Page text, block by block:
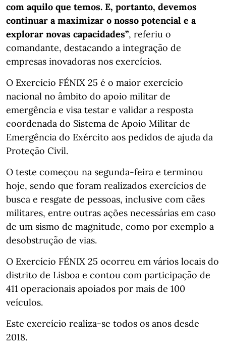
com aquilo que temos. E, portanto, devemos
continuar a maximizar o nosso potencial e a
explorar novas capacidades”, referiu o
comandante, destacando a integração de
empresas inovadoras nos exercícios.
O Exercício FÉNIX 25 é o maior exercício
nacional no âmbito do apoio militar de
emergência e visa testar e validar a resposta
coordenada do Sistema de Apoio Militar de
Emergência do Exército aos pedidos de ajuda da
Proteção Civil.
O teste começou na segunda-feira e terminou
hoje, sendo que foram realizados exercícios de
busca e resgate de pessoas, inclusive com cães
militares, entre outras ações necessárias em caso
de um sismo de magnitude, como por exemplo a
desobstrução de vias.
O Exercício FÉNIX 25 ocorreu em vários locais do
distrito de Lisboa e contou com participação de
411 operacionais apoiados por mais de 100
veículos.
Este exercício realiza-se todos os anos desde
2018.